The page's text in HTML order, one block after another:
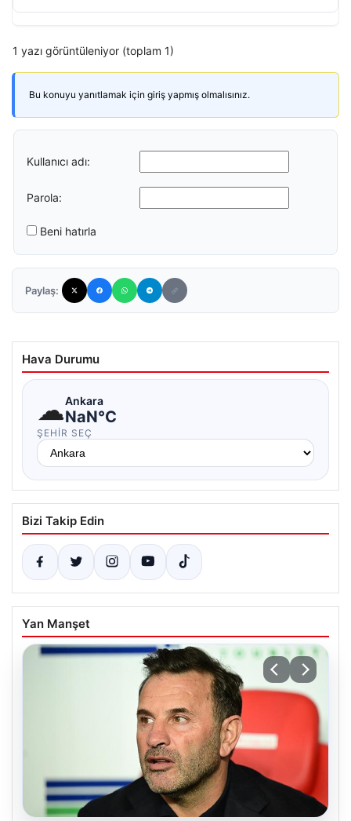
1 yazı görüntüleniyor (toplam 1)
Bu konuyu yanıtlamak için giriş yapmış olmalısınız.
Kullanıcı adı:
Parola:
Beni hatırla
Paylaş:
Hava Durumu
☁Ankara
NaN°C
ŞEHIR SEÇ
Bizi Takip Edin
Yan Manşet